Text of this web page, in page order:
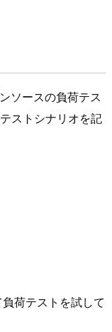
ソースの負荷テス
ストシナリオを記
荷テストを試して